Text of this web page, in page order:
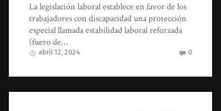
La legislación laboral establece en favor de los
trabajadores con discapacidad una protección
especial llamada estabilidad laboral reforzada
(fuero de…
abril 12, 2024 0